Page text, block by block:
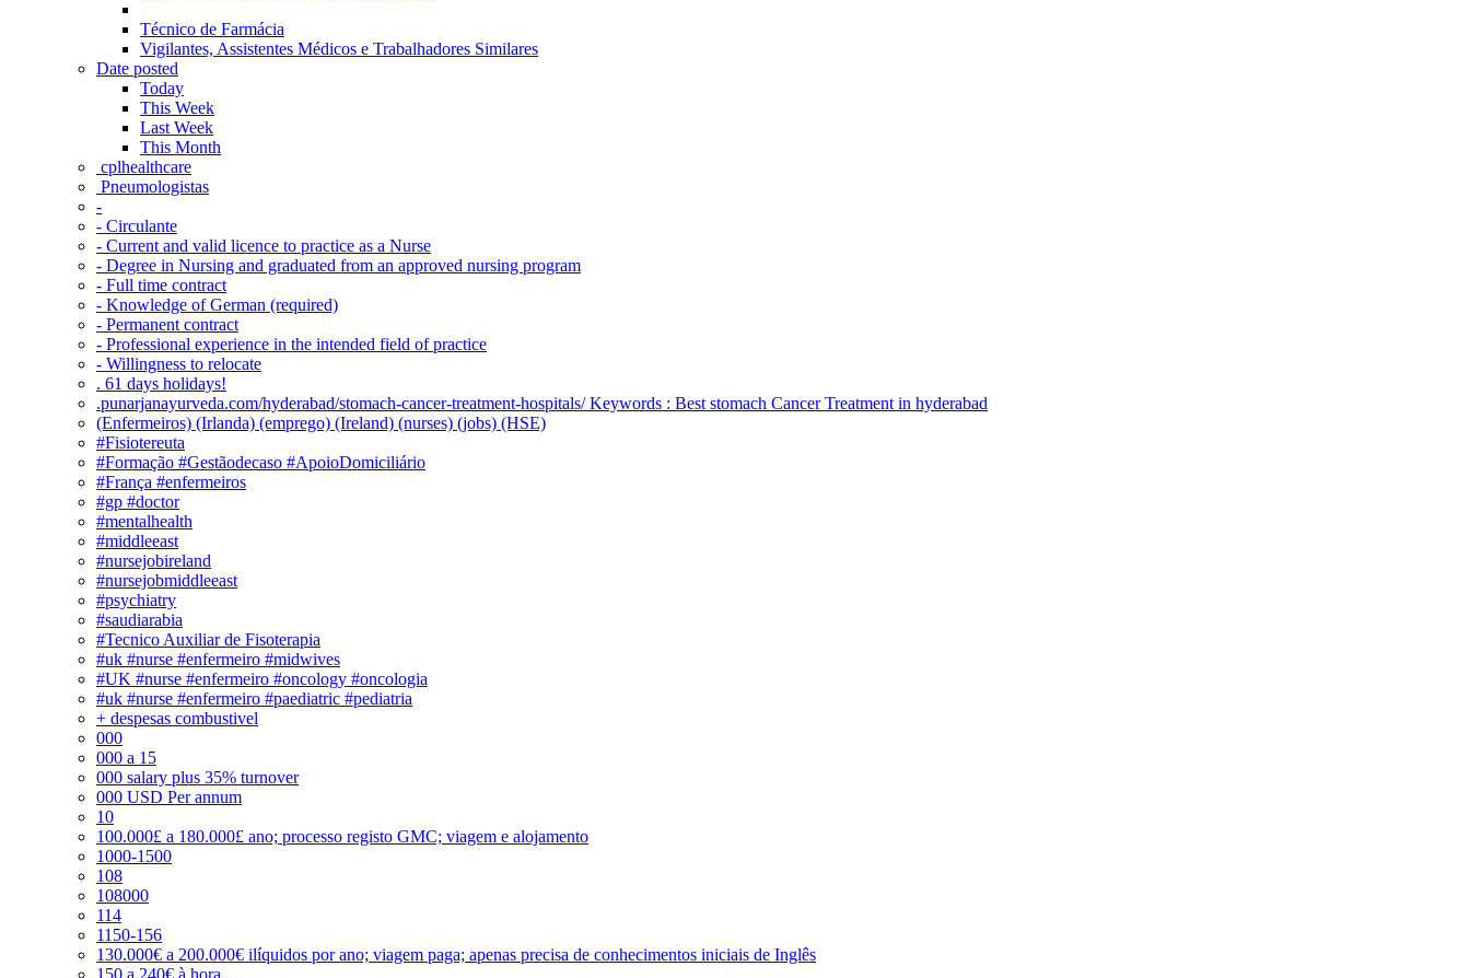
Técnico de Farmácia
Vigilantes, Assistentes Médicos e Trabalhadores Similares
Date posted
Today
This Week
Last Week
This Month
‎ cplhealthcare‬
Pneumologistas
-
- Circulante
- Current and valid licence to practice as a Nurse
- Degree in Nursing and graduated from an approved nursing program
- Full time contract
- Knowledge of German (required)
- Permanent contract
- Professional experience in the intended field of practice
- Willingness to relocate
. 61 days holidays!
.punarjanayurveda.com/hyderabad/stomach-cancer-treatment-hospitals/ Keywords : Best stomach Cancer Treatment in hyderabad
(Enfermeiros) (Irlanda) (emprego) (Ireland) (nurses) (jobs) (HSE)
#Fisiotereuta
#Formação #Gestãodecaso #ApoioDomiciliário
#França #enfermeiros
#gp #doctor
#mentalhealth
#middleeast
#nursejobireland
#nursejobmiddleeast
#psychiatry
#saudiarabia
#Tecnico Auxiliar de Fisoterapia
#uk #nurse #enfermeiro #midwives
#UK #nurse #enfermeiro #oncology #oncologia
#uk #nurse #enfermeiro #paediatric #pediatria
+ despesas combustivel
000
000 a 15
000 salary plus 35% turnover
000 USD Per annum
10
100.000£ a 180.000£ ano; processo registo GMC; viagem e alojamento
1000-1500
108
108000
114
1150-156
130.000€ a 200.000€ ilíquidos por ano; viagem paga; apenas precisa de conhecimentos iniciais de Inglês
150 a 240€ à hora